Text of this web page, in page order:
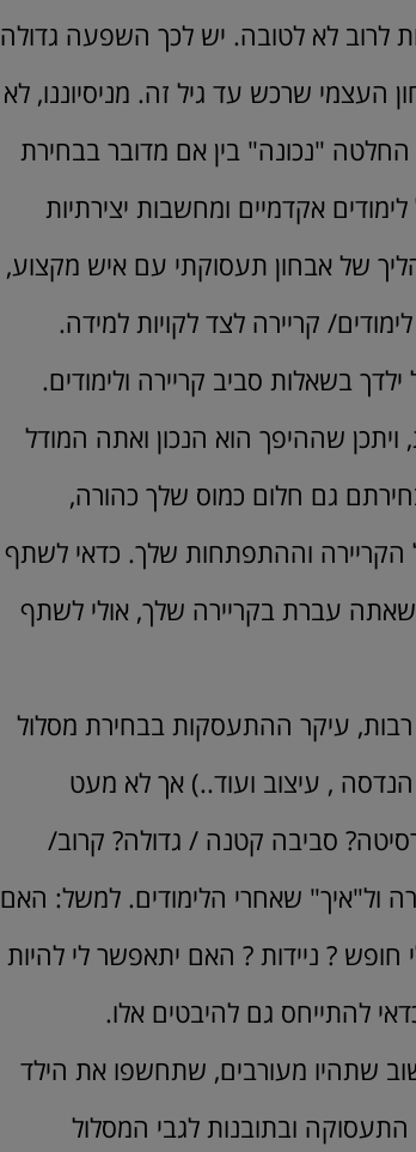
לרוב לא לטובה. יש לכך השפעה גדולה
העצמי שרכש עד גיל זה. מניסיוננו, לא
החלטה "נכונה" בין אם מדובר בבחירת
אקדמיים ומחשבות יצירתיות
של אבחון תעסוקתי עם איש מקצוע,
קריירה לצד לקויות למידה.
בשאלות סביב קריירה ולימודים.
שההיפך הוא הנכון ואתה המודל
גם חלום כמוס שלך כהורה,
הקריירה וההתפתחות שלך. כדאי לשתף
שאתה עברת בקריירה שלך, אולי לשתף
עיקר ההתעסקות בבחירת מסלול
הנדסה , עיצוב ועוד..) אך לא מעט
סביבה קטנה / גדולה? קרוב/
ול"איך" שאחרי הלימודים. למשל: האם
חופש ? ניידות ? האם יתאפשר לי להיות
להתייחס גם להיבטים אלו.
שתהיו מעורבים, שתחשפו את הילד
ובתובנות לגבי המסלול